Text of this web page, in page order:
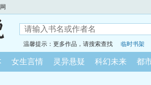
温馨提示：更多作品，请搜索查找 临时书架
女生言情 灵异悬疑 科幻未来 都